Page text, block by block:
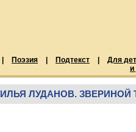
Поэзия Подтекст Для
и
ИЛЬЯ ЛУДАНОВ. ЗВЕРИНОЙ